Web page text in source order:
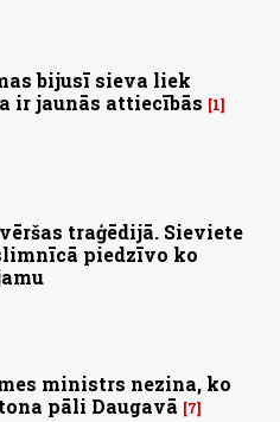
bijusī sieva liek
ir jaunās attiecībās
1
traģēdijā. Sieviete
piedzīvo ko
ministrs nezina, ko
pāli Daugavā
7